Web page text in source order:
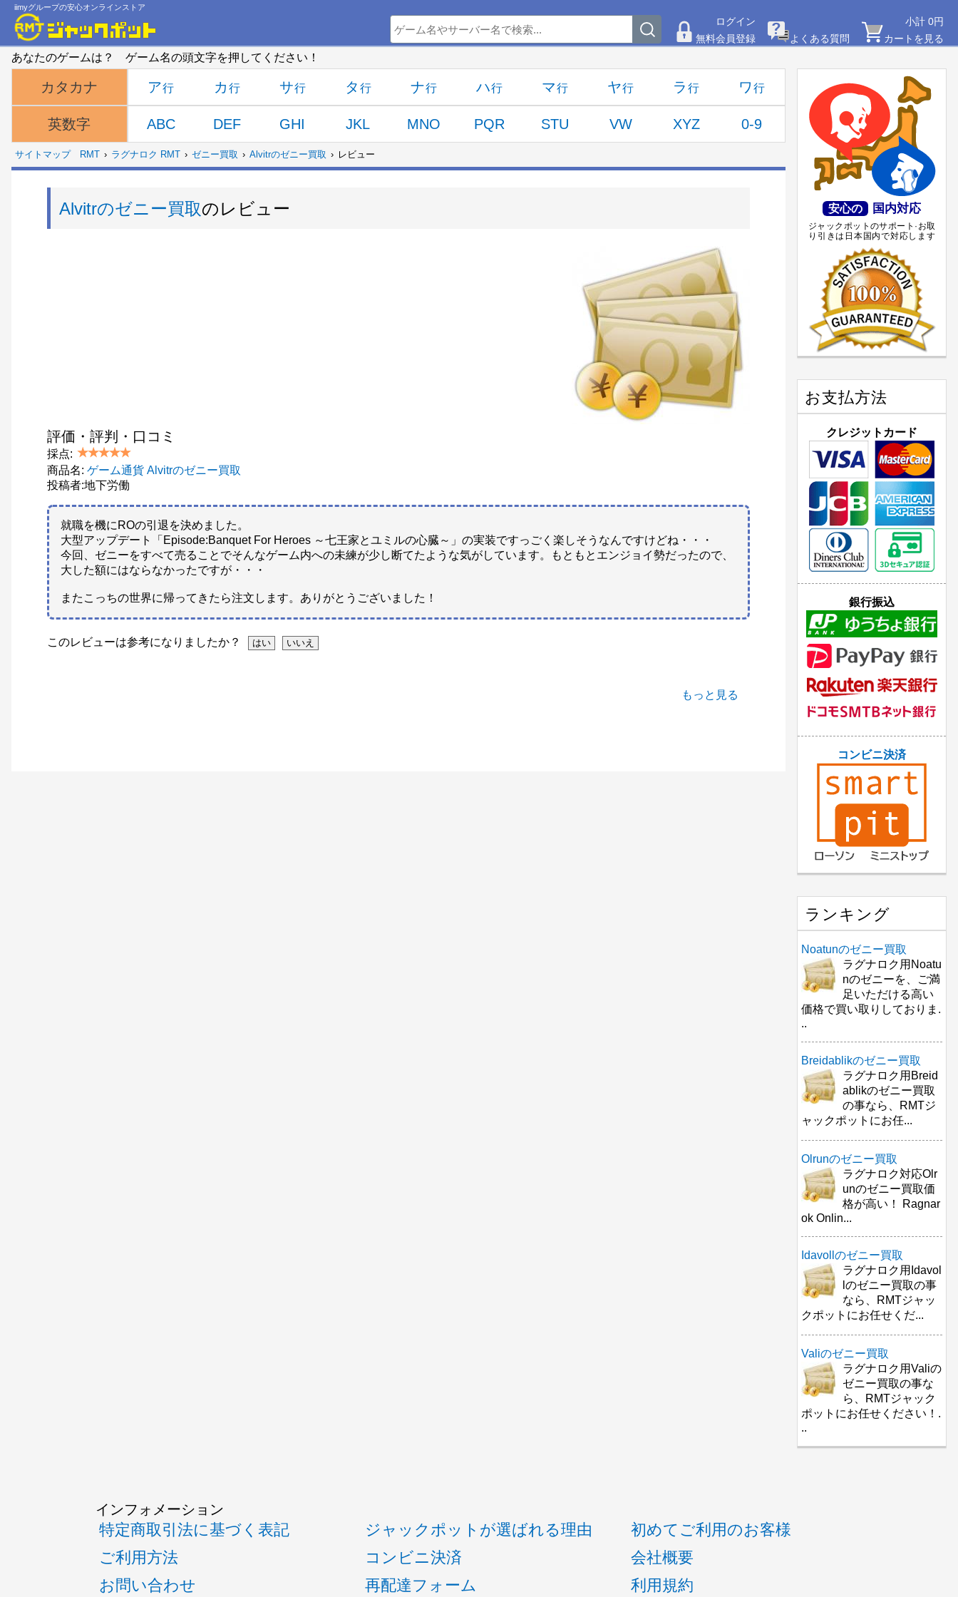
iimyグループの安心オンラインストア
ログイン
無料会員登録
よくある質問
小計 0円
カートを見る
あなたのゲームは？ ゲーム名の頭文字を押してください！
カタカナ
英数字
ア カ サ タ ナ ハ マ ヤ ラ ワ
ABC DEF GHI JKL MNO PQR STU VW XYZ 0-9
サイトマップ RMT ラグナロク RMT ゼニー買取 Alvitrのゼニー買取 レビュー
Alvitrのゼニー買取のレビュー
評価・評判・口コミ
採点:
商品名: ゲーム通貨 Alvitrのゼニー買取
投稿者:地下労働
就職を機にROの引退を決めました。
大型アップデート「Episode:Banquet For Heroes ～七王家とユミルの心臓～」の実装ですっごく楽しそうなんですけどね・・・
今回、ゼニーをすべて売ることでそんなゲーム内への未練が少し断てたような気がしています。もともとエンジョイ勢だったので、
大した額にはならなかったですが・・・
またこっちの世界に帰ってきたら注文します。ありがとうございました！
このレビューは参考になりましたか？
もっと見る
安心の 国内対応
ジャックポットのサポート·お取
り引きは日本国内で対応します
お支払方法
クレジットカード
銀行振込
コンビニ決済
ランキング
Noatunのゼニー買取
ラグナロク用Noatu
nのゼニーを、ご満
足いただける高い
価格で買い取りしておりま.
..
Breidablikのゼニー買取
ラグナロク用Breid
ablikのゼニー買取
の事なら、RMTジ
ャックポットにお任...
Olrunのゼニー買取
ラグナロク対応Olr
unのゼニー買取価
格が高い！ Ragnar
ok Onlin...
Idavollのゼニー買取
ラグナロク用Idavol
lのゼニー買取の事
なら、RMTジャッ
クポットにお任せくだ...
Valiのゼニー買取
ラグナロク用Valiの
ゼニー買取の事な
ら、RMTジャック
ポットにお任せください！.
..
インフォメーション
特定商取引法に基づく表記 ジャックポットが選ばれる理由
初めてご利用のお客様
ご利用方法
コンビニ決済
会社概要
お問い合わせ
再配達フォーム 利用規約